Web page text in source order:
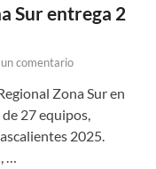
Sur entrega 2
comentario
Zona Sur en
27 equipos,
2025.